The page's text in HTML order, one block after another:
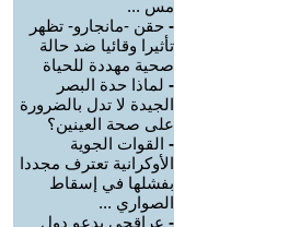
مس ...
- حقن -مانجارو- تظهر
تأثيرا وقائيا ضد حالة
صحية مهددة للحياة
- لماذا حدة البصر
الجيدة لا تدل بالضرورة
على صحة العينين؟
- القوات الجوية
الأوكرانية تعترف مجددا
بفشلها في إسقاط
الصواري ...
- عراقجي يدعو دول